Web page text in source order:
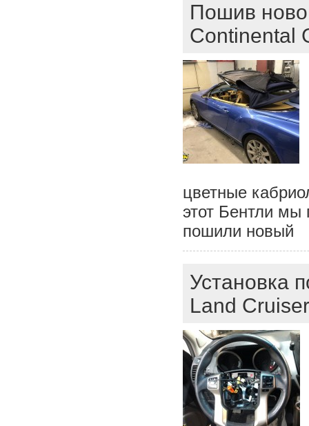
Пошив
Continental
цветные
этот Бентли мы
пошили новый
Установка
Land